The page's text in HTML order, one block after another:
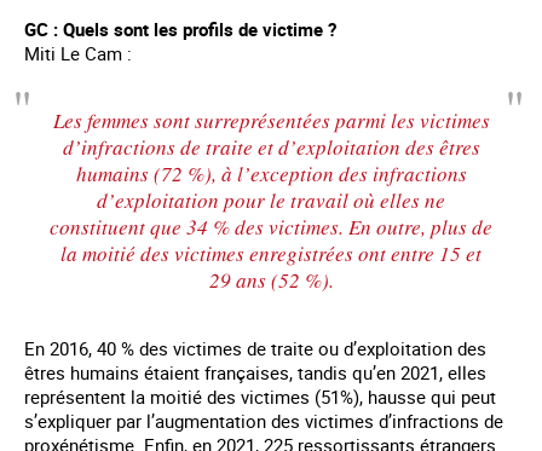
GC : Quels sont les profils de victime ?
Miti Le Cam :
Les femmes sont surreprésentées parmi les victimes
d’infractions de traite et d’exploitation des êtres
humains (72 %), à l’exception des infractions
d’exploitation pour le travail où elles ne
constituent que 34 % des victimes. En outre, plus de
la moitié des victimes enregistrées ont entre 15 et
29 ans (52 %).
En 2016, 40 % des victimes de traite ou d’exploitation des
êtres humains étaient françaises, tandis qu’en 2021, elles
représentent la moitié des victimes (51%), hausse qui peut
s’expliquer par l’augmentation des victimes d’infractions de
proxénétisme. Enfin, en 2021, 225 ressortissants étrangers